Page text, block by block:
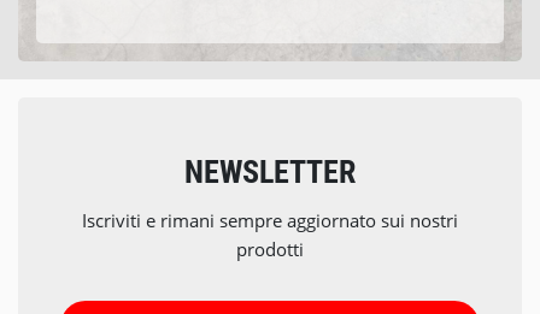
NEWSLETTER
Iscriviti e rimani sempre aggiornato sui nostri
prodotti